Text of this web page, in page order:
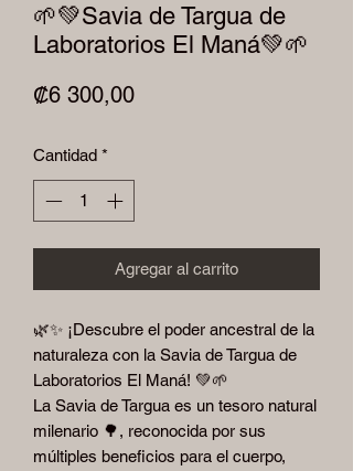
🌱💚Savia de Targua de
Laboratorios El Maná💚🌱
₡6 300,00Precio
Cantidad *
Agregar al carrito
🌿✨ ¡Descubre el poder ancestral de la
naturaleza con la Savia de Targua de
Laboratorios El Maná! 💚🌱
La Savia de Targua es un tesoro natural
milenario 🌳, reconocida por sus
múltiples beneficios para el cuerpo,